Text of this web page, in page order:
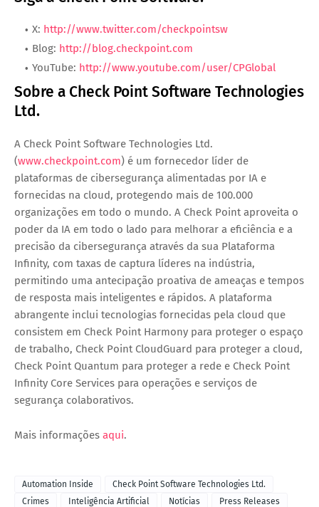
X: http://www.twitter.com/checkpointsw
Blog: http://blog.checkpoint.com
YouTube: http://www.youtube.com/user/CPGlobal
Sobre a Check Point Software Technologies
Ltd.
A Check Point Software Technologies Ltd.
(www.checkpoint.com) é um fornecedor líder de
plataformas de cibersegurança alimentadas por IA e
fornecidas na cloud, protegendo mais de 100.000
organizações em todo o mundo. A Check Point aproveita o
poder da IA em todo o lado para melhorar a eficiência e a
precisão da cibersegurança através da sua Plataforma
Infinity, com taxas de captura líderes na indústria,
permitindo uma antecipação proativa de ameaças e tempos
de resposta mais inteligentes e rápidos. A plataforma
abrangente inclui tecnologias fornecidas pela cloud que
consistem em Check Point Harmony para proteger o espaço
de trabalho, Check Point CloudGuard para proteger a cloud,
Check Point Quantum para proteger a rede e Check Point
Infinity Core Services para operações e serviços de
segurança colaborativos.
Mais informações aqui.
Automation Inside
Check Point Software Technologies Ltd.
Crimes
Inteligência Artificial Notícias
Press Releases